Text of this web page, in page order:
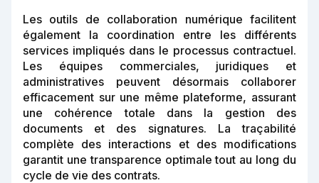
Les outils de collaboration numérique facilitent
également la coordination entre les différents
services impliqués dans le processus contractuel.
Les équipes commerciales, juridiques et
administratives peuvent désormais collaborer
efficacement sur une même plateforme, assurant
une cohérence totale dans la gestion des
documents et des signatures. La traçabilité
complète des interactions et des modifications
garantit une transparence optimale tout au long du
cycle de vie des contrats.